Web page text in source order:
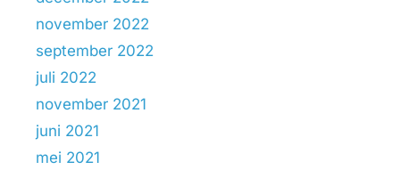
november 2022
september 2022
juli 2022
november 2021
juni 2021
mei 2021